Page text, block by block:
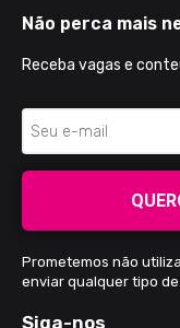
Não perca mais
Receba vagas e
Prometemos não
enviar qualquer tipo de
Siga-nos